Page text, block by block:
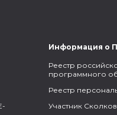
Информация о
Реестр
программного
Реестр
Участник